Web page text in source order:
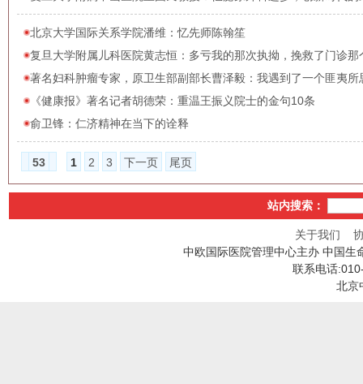
北京大学国际关系学院潘维：忆先师陈翰笙
复旦大学附属儿科医院黄志恒：多亏我的那次执拗，挽救了门诊那
著名妇科肿瘤专家，原​卫生部副部长曹泽毅：我遇到了一个匪夷所
《健康报》著名记者胡德荣：重温王振义院士的金句10条
俞卫锋：仁济精神在当下的诠释
53 1 2 3 下一页 尾页
站内搜索：
关于我们
中欧国际医院管理中心主办 中国生
联系电话
北京